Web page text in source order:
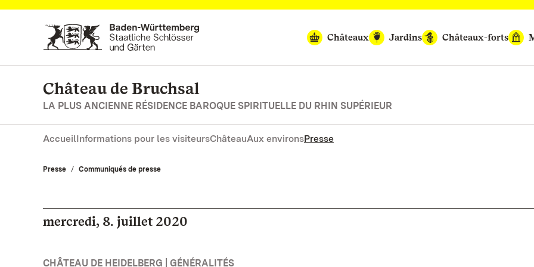
Vers la page d’accueil
Châteaux
Jardins Châteaux-forts
Château de Bruchsal
LA PLUS ANCIENNE RÉSIDENCE BAROQUE SPIRITUELLE DU RHIN SUPÉRIEUR
AccueilInformations pour les visiteursChâteauAux environsPresse
Presse Communiqués de presse
mercredi, 8. juillet 2020
CHÂTEAU DE HEIDELBERG | GÉNÉRALITÉS